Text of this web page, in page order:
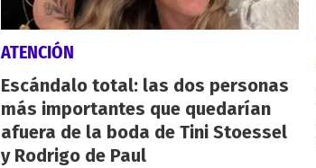
ATENCIÓN
Escándalo total: las dos personas
más importantes que quedarían
afuera de la boda de Tini Stoessel
y Rodrigo de Paul